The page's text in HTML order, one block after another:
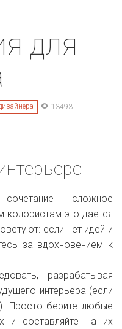
для
13493
сочетание — сложное
это дается
если нет идей и
за вдохновением к
разрабатывая
интерьера (если
Просто берите любые
и составляйте на их